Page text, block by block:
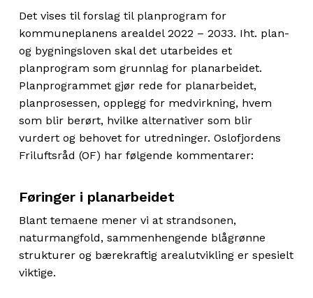
Det vises til forslag til planprogram for
kommuneplanens arealdel 2022 – 2033. Iht. plan-
og bygningsloven skal det utarbeides et
planprogram som grunnlag for planarbeidet.
Planprogrammet gjør rede for planarbeidet,
planprosessen, opplegg for medvirkning, hvem
som blir berørt, hvilke alternativer som blir
vurdert og behovet for utredninger. Oslofjordens
Friluftsråd (OF) har følgende kommentarer:
Føringer i planarbeidet
Blant temaene mener vi at strandsonen,
naturmangfold, sammenhengende blågrønne
strukturer og bærekraftig arealutvikling er spesielt
viktige.